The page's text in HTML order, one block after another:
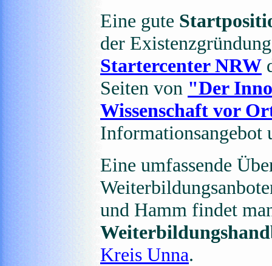
Eine gute
der
Startercenter NRW
Seiten von "Der
Wissenschaft vor
Informationsangebot
Eine umfassende
und Hamm findet
Kreis Unna.